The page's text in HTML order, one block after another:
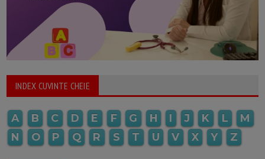
INDEX CUVINTE CHEIE
A B C D E F G H I J K L
M
N
O P Q R S T U V X Y Z